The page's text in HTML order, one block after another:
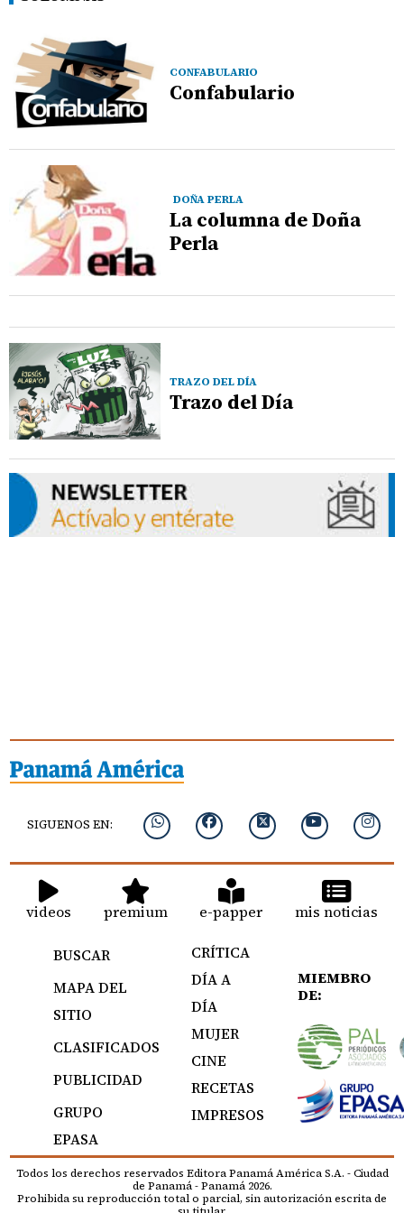
CONFABULARIO
Confabulario
DOÑA PERLA
La columna de Doña
Perla
TRAZO DEL DÍA
Trazo del Día
SIGUENOS EN:
videos premium e-papper mis noticias
BUSCAR
MAPA DEL
SITIO
CLASIFICADOS
PUBLICIDAD
GRUPO
EPASA
CRÍTICA
DÍA A
DÍA
MUJER
CINE
RECETAS
IMPRESOS
MIEMBRO
DE:
Todos los derechos reservados Editora Panamá América S.A. - Ciudad
de Panamá - Panamá 2026.
Prohibida su reproducción total o parcial, sin autorización escrita de